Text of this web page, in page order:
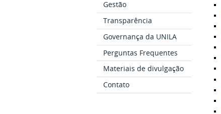
Gestão
Transparência
Governança da UNILA
Perguntas Frequentes
Materiais de divulgação
Contato